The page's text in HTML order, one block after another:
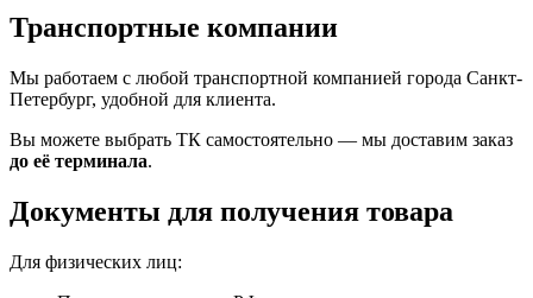
Транспортные компании
Мы работаем с любой транспортной компанией города Санкт-
Петербург, удобной для клиента.
Вы можете выбрать ТК самостоятельно — мы доставим заказ
до её терминала.
Документы для получения товара
Для физических лиц: